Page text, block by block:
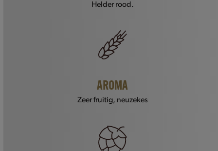
Helder rood.
AROMA
Zeer fruitig, neuzekes